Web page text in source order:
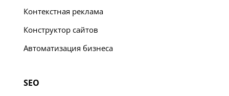
Контекстная реклама
Конструктор сайтов
Автоматизация бизнеса
SEO